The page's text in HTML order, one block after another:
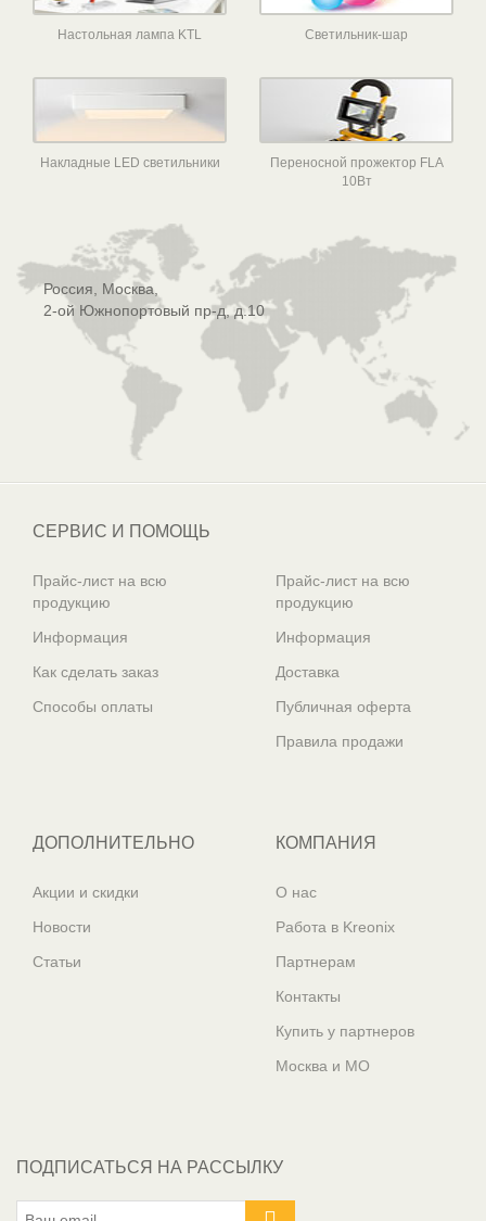
Настольная лампа KTL Светильник-шар
Накладные LED светильники
Переносной прожектор FLA
10Вт
Россия, Москва,
2-ой Южнопортовый пр-д, д.10
СЕРВИС И ПОМОЩЬ
Прайс-лист на всю
продукцию
Информация
Как сделать заказ
Способы оплаты
Прайс-лист на всю
продукцию
Информация
Доставка
Публичная оферта
Правила продажи
ДОПОЛНИТЕЛЬНО
Акции и скидки
Новости
Статьи
КОМПАНИЯ
О нас
Работа в Kreonix
Партнерам
Контакты
Купить у партнеров
Москва и МО
ПОДПИСАТЬСЯ НА РАССЫЛКУ